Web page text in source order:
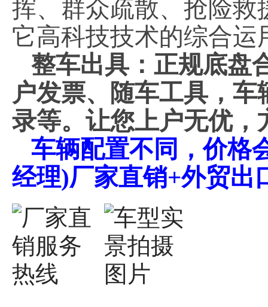
挥、群众疏散、抢险
它高科技技术的综合运
整车出具：正规底盘
户发票、随车工具，
录等。让您上户无优，
车辆配置不同，价格
经理)厂家直销+外贸出